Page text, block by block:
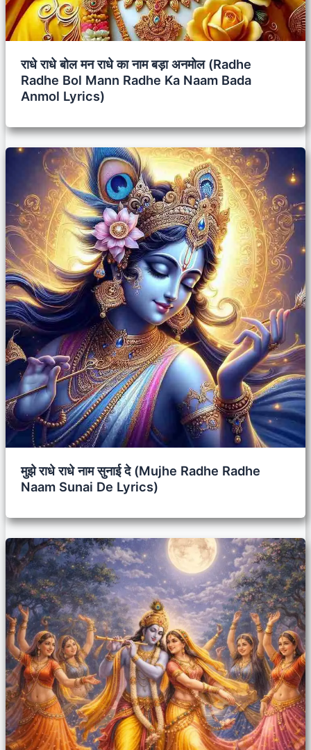
राधे राधे बोल मन राधे का नाम बड़ा अनमोल (Radhe
Radhe Bol Mann Radhe Ka Naam Bada
Anmol Lyrics)
मुझे राधे राधे नाम सुनाई दे (Mujhe Radhe Radhe
Naam Sunai De Lyrics)